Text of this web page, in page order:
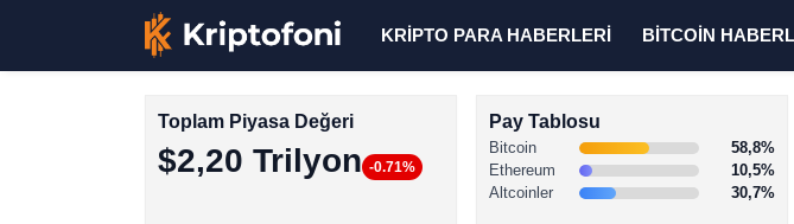
KRİPTO PARA HABERLERİ BİTCOİN
Toplam Piyasa Değeri
$2,20 Trilyon -0.71%
Pay Tablosu
Bitcoin
58,8%
Ethereum
10,5%
Altcoinler
30,7%